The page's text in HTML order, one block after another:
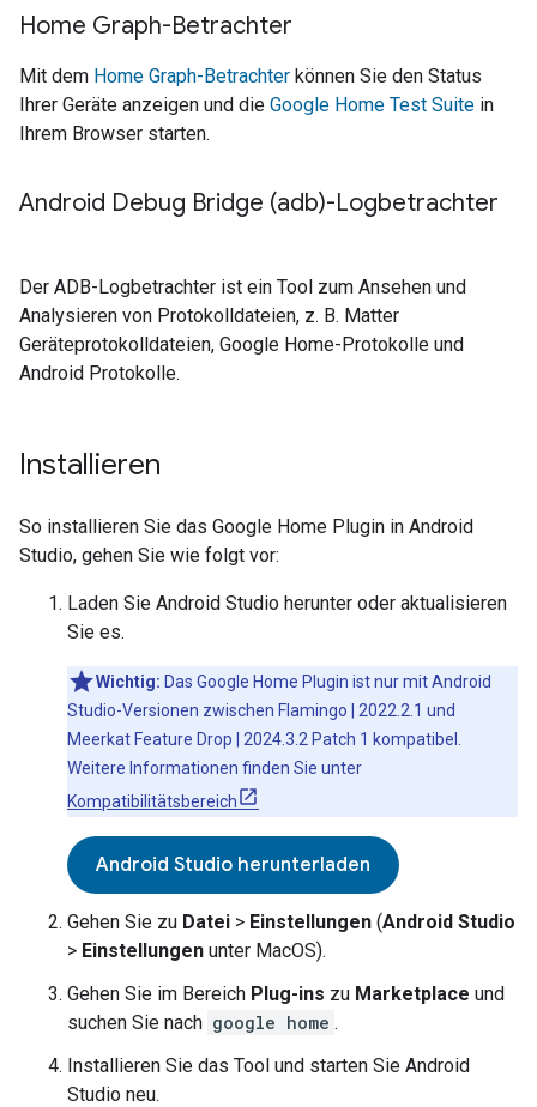
Home Graph-Betrachter
Mit dem Home Graph-Betrachter können Sie den Status
Ihrer Geräte anzeigen und die Google Home Test Suite in
Ihrem Browser starten.
Android Debug Bridge (adb)-Logbetrachter
Der ADB-Logbetrachter ist ein Tool zum Ansehen und
Analysieren von Protokolldateien, z. B. Matter
Geräteprotokolldateien, Google Home-Protokolle und
Android Protokolle.
Installieren
So installieren Sie das Google Home Plugin in Android
Studio, gehen Sie wie folgt vor:
Laden Sie Android Studio herunter oder aktualisieren
Sie es.
Wichtig: Das Google Home Plugin ist nur mit Android
Studio-Versionen zwischen Flamingo | 2022.2.1 und
Meerkat Feature Drop | 2024.3.2 Patch 1 kompatibel.
Weitere Informationen finden Sie unter
Kompatibilitätsbereich
Android Studio herunterladen
Gehen Sie zu Datei > Einstellungen (Android Studio
> Einstellungen unter MacOS).
Gehen Sie im Bereich Plug-ins zu Marketplace und
suchen Sie nach google home .
Installieren Sie das Tool und starten Sie Android
Studio neu.